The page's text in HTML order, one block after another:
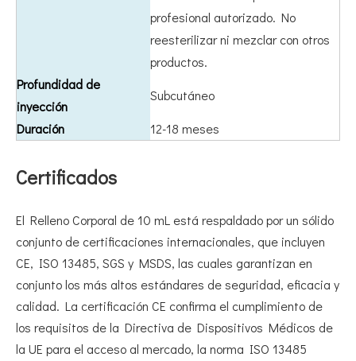
profesional autorizado. No
reesterilizar ni mezclar con otros
productos.
Profundidad de
inyección
Subcutáneo
Duración
12-18 meses
Certificados
El Relleno Corporal de 10 mL está respaldado por un sólido
conjunto de certificaciones internacionales, que incluyen
CE, ISO 13485, SGS y MSDS, las cuales garantizan en
conjunto los más altos estándares de seguridad, eficacia y
calidad. La certificación CE confirma el cumplimiento de
los requisitos de la Directiva de Dispositivos Médicos de
la UE para el acceso al mercado, la norma ISO 13485